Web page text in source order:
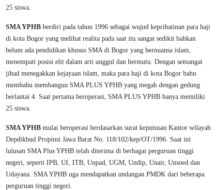
25 siswa.
SMA YPHB berdiri pada tahun 1996 sebagai wujud keprihatinan para haji
di kota Bogor yang melihat realita pada saat itu sangat sedikit bahkan
belum ada pendidikan khusus SMA di Bogor yang bernuansa islam,
menempati posisi elit dalam arti unggul dan bermutu. Dengan semangat
jihad menegakkan kejayaan islam, maka para haji di kota Bogor bahu
membahu membangun SMA PLUS YPHB yang megah dengan gedung
berlantai 4. Saat pertama beroperasi, SMA PLUS YPHB hanya memiliki
25 siswa.
SMA YPHB mulai beroperasi berdasarkan surat keputusan Kantor wilayah
Depdikbud Propinsi Jawa Barat No. 118/102/kep/OT/1996. Saat ini
lulusan SMA Plus YPHB telah diterima di berbagai perguruan tinggi
negeri, seperti IPB, UI, ITB, Unpad, UGM, Undip, Unair, Unsoed dan
Udayana. SMA YPHB uga mendapatkan undangan PMDK dari beberapa
perguruan tinggi negeri.